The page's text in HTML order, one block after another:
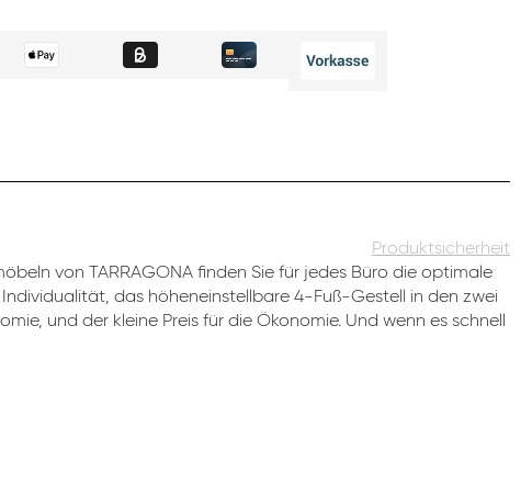
Produktsicherheit
von TARRAGONA finden Sie für jedes Büro die optimale
das höheneinstellbare 4-Fuß-Gestell in den zwei
und der kleine Preis für die Ökonomie. Und wenn es schnell